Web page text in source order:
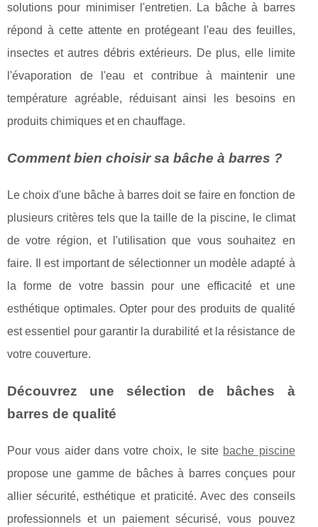
solutions pour minimiser l'entretien. La bâche à barres
répond à cette attente en protégeant l'eau des feuilles,
insectes et autres débris extérieurs. De plus, elle limite
l'évaporation de l'eau et contribue à maintenir une
température agréable, réduisant ainsi les besoins en
produits chimiques et en chauffage.
Comment bien choisir sa bâche à barres ?
Le choix d'une bâche à barres doit se faire en fonction de
plusieurs critères tels que la taille de la piscine, le climat
de votre région, et l'utilisation que vous souhaitez en
faire. Il est important de sélectionner un modèle adapté à
la forme de votre bassin pour une efficacité et une
esthétique optimales. Opter pour des produits de qualité
est essentiel pour garantir la durabilité et la résistance de
votre couverture.
Découvrez une sélection de bâches à
barres de qualité
Pour vous aider dans votre choix, le site bache piscine
propose une gamme de bâches à barres conçues pour
allier sécurité, esthétique et praticité. Avec des conseils
professionnels et un paiement sécurisé, vous pouvez